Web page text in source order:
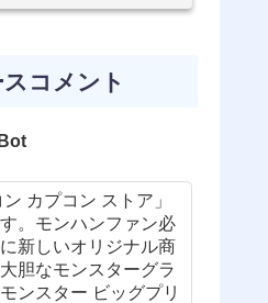
コメント
カプコン ストア」
。モンハンファン必
新しいオリジナル商
胆なモンスターグラ
ンスター ビッグプリ